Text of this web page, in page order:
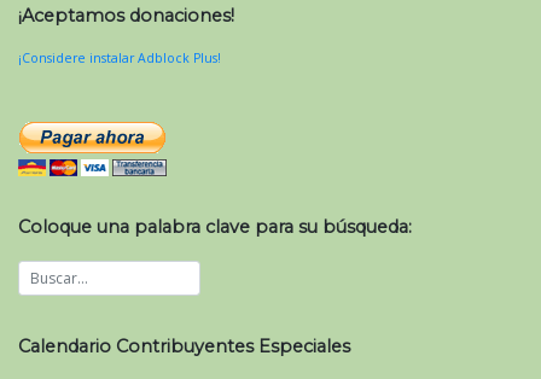
¡Aceptamos donaciones!
¡Considere instalar Adblock Plus!
Coloque una palabra clave para su búsqueda:
Calendario Contribuyentes Especiales